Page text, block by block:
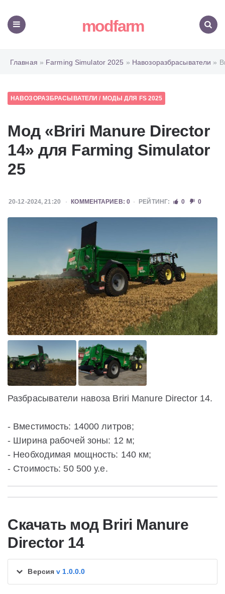
modfarm
Главная » Farming Simulator 2025 » Навозоразбрасыватели »
НАВОЗОРАЗБРАСЫВАТЕЛИ / МОДЫ ДЛЯ FS 2025
Мод «Briri Manure Director
14» для Farming Simulator
25
20-12-2024, 21:20 КОММЕНТАРИЕВ: 0 РЕЙТИНГ: 0 0
Разбрасыватели навоза Briri Manure Director 14.
- Вместимость: 14000 литров;
- Ширина рабочей зоны: 12 м;
- Необходимая мощность: 140 км;
- Стоимость: 50 500 у.е.
Скачать мод Briri Manure
Director 14
Версияv 1.0.0.0